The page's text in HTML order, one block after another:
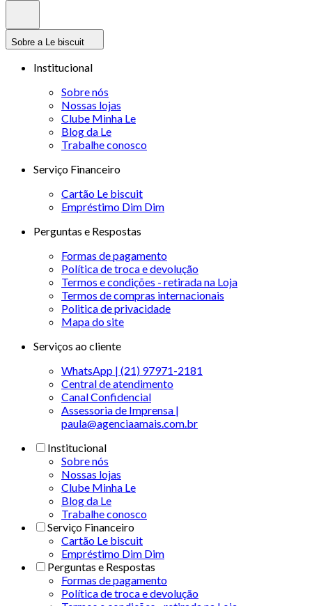
Sobre a Le biscuit
Institucional
Sobre nós
Nossas lojas
Clube Minha Le
Blog da Le
Trabalhe conosco
Serviço Financeiro
Cartão Le biscuit
Empréstimo Dim Dim
Perguntas e Respostas
Formas de pagamento
Política de troca e devolução
Termos e condições - retirada na Loja
Termos de compras internacionais
Politica de privacidade
Mapa do site
Serviços ao cliente
WhatsApp | (21) 97971-2181
Central de atendimento
Canal Confidencial
Assessoria de Imprensa |
paula@agenciaamais.com.br
Institucional
Sobre nós
Nossas lojas
Clube Minha Le
Blog da Le
Trabalhe conosco
Serviço Financeiro
Cartão Le biscuit
Empréstimo Dim Dim
Perguntas e Respostas
Formas de pagamento
Política de troca e devolução